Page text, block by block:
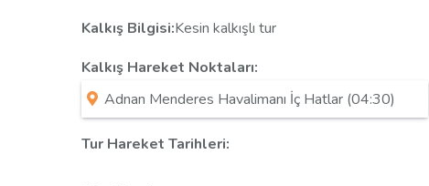
Kalkış Bilgisi:Kesin kalkışlı tur
Kalkış Hareket Noktaları:
Adnan Menderes Havalimanı İç Hatlar (04:30)
Tur Hareket Tarihleri: